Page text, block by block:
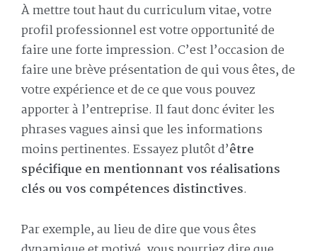
À mettre tout haut du curriculum vitae, votre
profil professionnel est votre opportunité de
faire une forte impression. C’est l’occasion de
faire une brève présentation de qui vous êtes, de
votre expérience et de ce que vous pouvez
apporter à l’entreprise. Il faut donc éviter les
phrases vagues ainsi que les informations
moins pertinentes. Essayez plutôt d’être
spécifique en mentionnant vos réalisations
clés ou vos compétences distinctives.
Par exemple, au lieu de dire que vous êtes